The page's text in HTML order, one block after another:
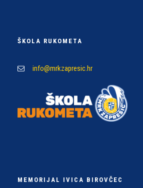
ŠKOLA RUKOMETA
info@mrkzapresic.hr
MEMORIJAL IVICA BIROVČEC